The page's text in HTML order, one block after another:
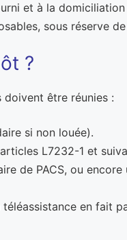
et à la
sous réserve
?
être réunies :
si non louée).
L7232-1 et
de PACS, ou encore
en fait